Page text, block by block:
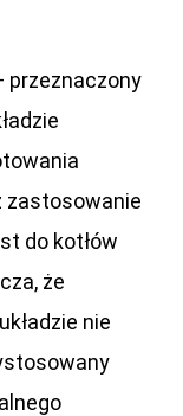
przeznaczony
zastosowanie
do kotłów
że
nie